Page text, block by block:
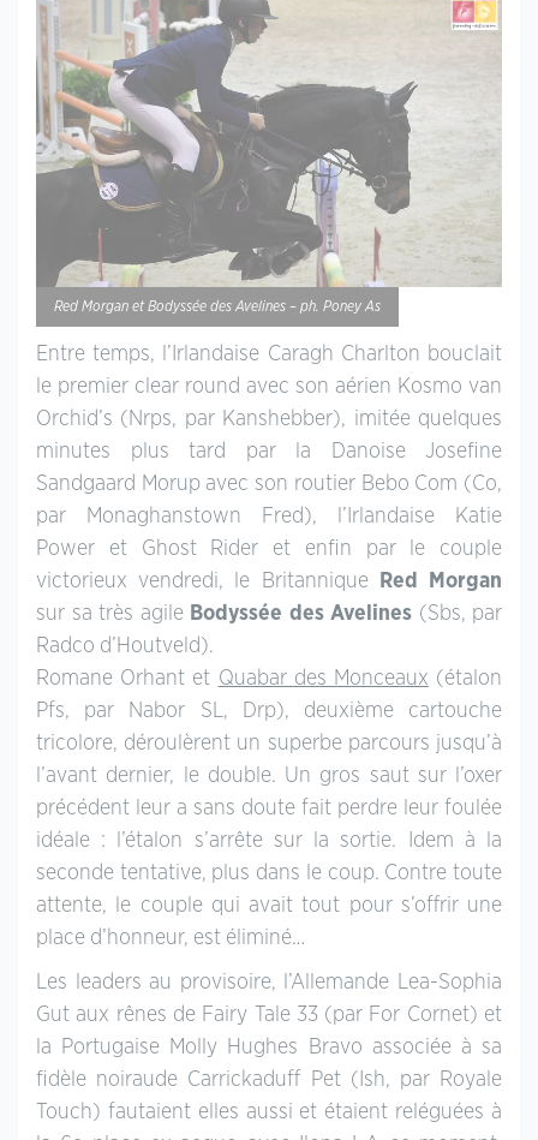
Red Morgan et Bodyssée des Avelines – ph. Poney As
Entre temps, l’Irlandaise Caragh Charlton bouclait
le premier clear round avec son aérien Kosmo van
Orchid’s (Nrps, par Kanshebber), imitée quelques
minutes plus tard par la Danoise Josefine
Sandgaard Morup avec son routier Bebo Com (Co,
par Monaghanstown Fred), l’Irlandaise Katie
Power et Ghost Rider et enfin par le couple
victorieux vendredi, le Britannique
Red Morgan
sur sa très agile Bodyssée des Avelines (Sbs, par
Radco d’Houtveld).
Romane Orhant et Quabar des Monceaux (étalon
Pfs, par Nabor SL, Drp), deuxième cartouche
tricolore, déroulèrent un superbe parcours jusqu’à
l’avant dernier, le double. Un gros saut sur l’oxer
précédent leur a sans doute fait perdre leur foulée
idéale : l’étalon s’arrête sur la sortie. Idem à la
seconde tentative, plus dans le coup. Contre toute
attente, le couple qui avait tout pour s’offrir une
place d’honneur, est éliminé…
Les leaders au provisoire, l’Allemande Lea-Sophia
Gut aux rênes de Fairy Tale 33 (par For Cornet) et
la Portugaise Molly Hughes Bravo associée à sa
fidèle noiraude Carrickaduff Pet (Ish, par Royale
Touch) fautaient elles aussi et étaient reléguées à